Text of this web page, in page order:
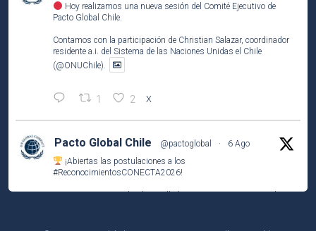
Hoy realizamos una nueva sesión del Comité Ejecutivo de
Pacto Global Chile.
Contamos con la participación de Christian Salazar, coordinador
residente a.i. del Sistema de las Naciones Unidas el Chile
(@ONUChile).
1 2 X
Pacto Global Chile @pactoglobal ·
6 Ago
¡Abiertas las postulaciones a los
#ReconocimientosCONECTA2026!